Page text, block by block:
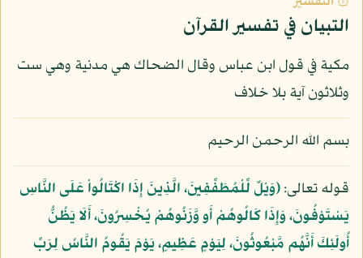
التبيان في تفسير القرآن
مكية في قول ابن عباس وقال الضحاك هي مدنية وهي ست
وثلاثون آية بلا خلاف
بسم الله الرحمن الرحيم
قوله تعالى:﴿وَيْلٌ لِّلْمُطَفِّفِينَ، الَّذِينَ إِذَا اكْتَالُواْ عَلَى النَّاسِ
يَسْتَوْفُونَ، وَإِذَا كَالُوهُمْ أَو وَّزَنُوهُمْ يُخْسِرُونَ، أَلَا يَظُنُّ
أُولَئِكَ أَنَّهُم مَّبْعُوثُونَ، لِيَوْمٍ عَظِيمٍ، يَوْمَ يَقُومُ النَّاسُ لِرَبِّ